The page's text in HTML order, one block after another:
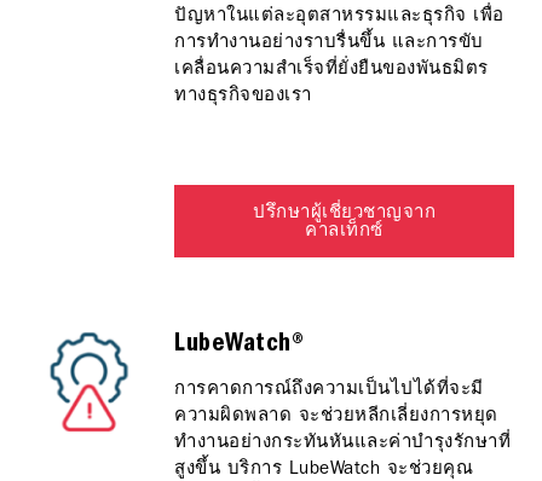
ปัญหาในแต่ละอุตสาหรรมและธุรกิจ เพื่อ
การทำงานอย่างราบรื่นขึ้น และการขับ
เคลื่อนความสำเร็จที่ยั่งยืนของพันธมิตร
ทางธุรกิจของเรา
ปรึกษาผู้เชี่ยวชาญจาก
คาลเท็กซ์
LubeWatch®
การคาดการณ์ถึงความเป็นไปได้ที่จะมี
ความผิดพลาด จะช่วยหลีกเลี่ยงการหยุด
ทำงานอย่างกระทันหันและค่าบำรุงรักษาที่
สูงขึ้น บริการ LubeWatch จะช่วยคุณ